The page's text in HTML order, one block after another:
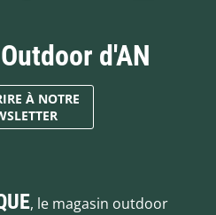
d'AN
À NOTRE
, le magasin outdoor